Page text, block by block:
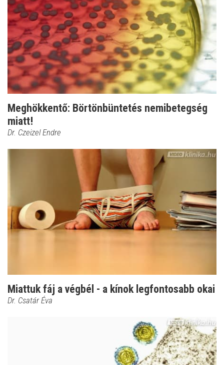
Meghökkentő: Börtönbüntetés nemibetegség
miatt!
Dr. Czeizel Endre
Miattuk fáj a végbél - a kínok legfontosabb okai
Dr. Csatár Éva